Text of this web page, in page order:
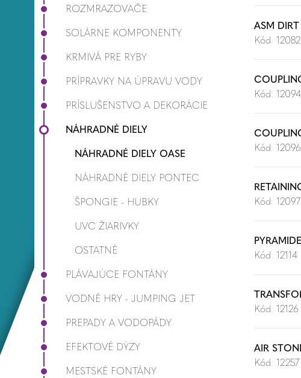
ASM
Kód: 12082
Kód: 12094
Kód: 12096
Kód: 12097
Kód: 12114
Kód: 12126
AIR
Kód: 12257
ROZMRAZOVAČE
SOLÁRNE KOMPONENTY
KRMIVÁ PRE RYBY
PRÍPRAVKY NA ÚPRAVU VODY
PRÍSLUŠENSTVO A DEKORÁCIE
NÁHRADNÉ DIELY
NÁHRADNÉ DIELY OASE
NÁHRADNÉ DIELY PONTEC
ŠPONGIE - HUBKY
UVC ŽIARIVKY
OSTATNÉ
PLÁVAJÚCE FONTÁNY
VODNÉ HRY - JUMPING JET
PREPADY A VODOPÁDY
EFEKTOVÉ DÝZY
MESTSKÉ FONTÁNY